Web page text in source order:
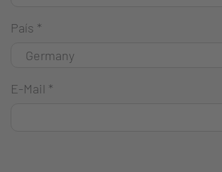
País *
E-Mail *